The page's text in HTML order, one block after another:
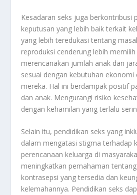
Kesadaran seks juga berkontribusi
keputusan yang lebih baik terkait
yang lebih teredukasi tentang
reproduksi cenderung lebih
merencanakan jumlah anak dan
sesuai dengan kebutuhan ekonomi
mereka. Hal ini berdampak positif
dan anak. Mengurangi risiko
dengan kehamilan yang terlalu
Selain itu, pendidikan seks yang
dalam mengatasi stigma terhadap
perencanaan keluarga di
meningkatkan pemahaman
kontrasepsi yang tersedia dan
kelemahannya. Pendidikan seks